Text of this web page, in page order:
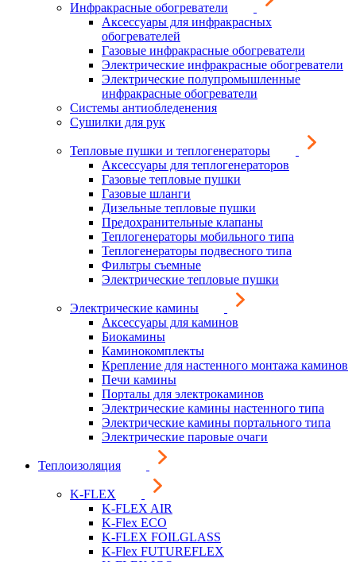
Инфракрасные обогреватели
Аксессуары для инфракрасных
обогревателей
Газовые инфракрасные обогреватели
Электрические инфракрасные обогреватели
Электрические полупромышленные
инфракрасные обогреватели
Системы антиобледенения
Сушилки для рук
Тепловые пушки и теплогенераторы
Аксессуары для теплогенераторов
Газовые тепловые пушки
Газовые шланги
Дизельные тепловые пушки
Предохранительные клапаны
Теплогенераторы мобильного типа
Теплогенераторы подвесного типа
Фильтры съемные
Электрические тепловые пушки
Электрические камины
Аксессуары для каминов
Биокамины
Каминокомплекты
Крепление для настенного монтажа каминов
Печи камины
Порталы для электрокаминов
Электрические камины настенного типа
Электрические камины портального типа
Электрические паровые очаги
Теплоизоляция
K-FLEX
K-FLEX AIR
K-Flex ECO
K-FLEX FOILGLASS
K-Flex FUTUREFLEX